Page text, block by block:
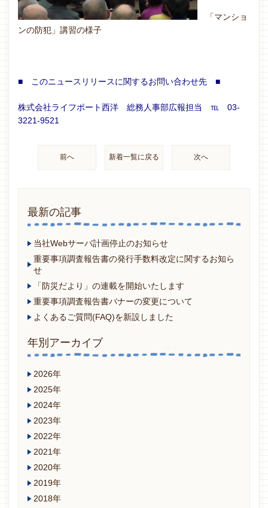
「マンショ
ンの防犯」講習の様子
■ このニュースリリースに関するお問い合わせ先 ■
株式会社ライフポート西洋 総務人事部広報担当 ℡ 03-
3221-9521
前へ 新着一覧に戻る 次へ
最新の記事
当社Webサーバ計画停止のお知らせ
重要事項調査報告書の発行手数料改定に関するお知ら
せ
「防災だより」の連載を開始いたします
重要事項調査報告書バナーの変更について
よくあるご質問(FAQ)を新設しました
年別アーカイブ
2026年
2025年
2024年
2023年
2022年
2021年
2020年
2019年
2018年